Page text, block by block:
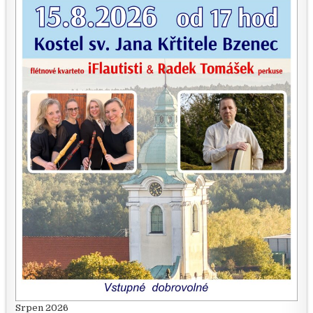
Srpen 2026